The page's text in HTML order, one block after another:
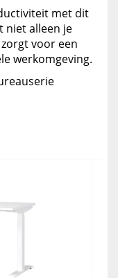
met dit
niet alleen je
voor een
werkomgeving.